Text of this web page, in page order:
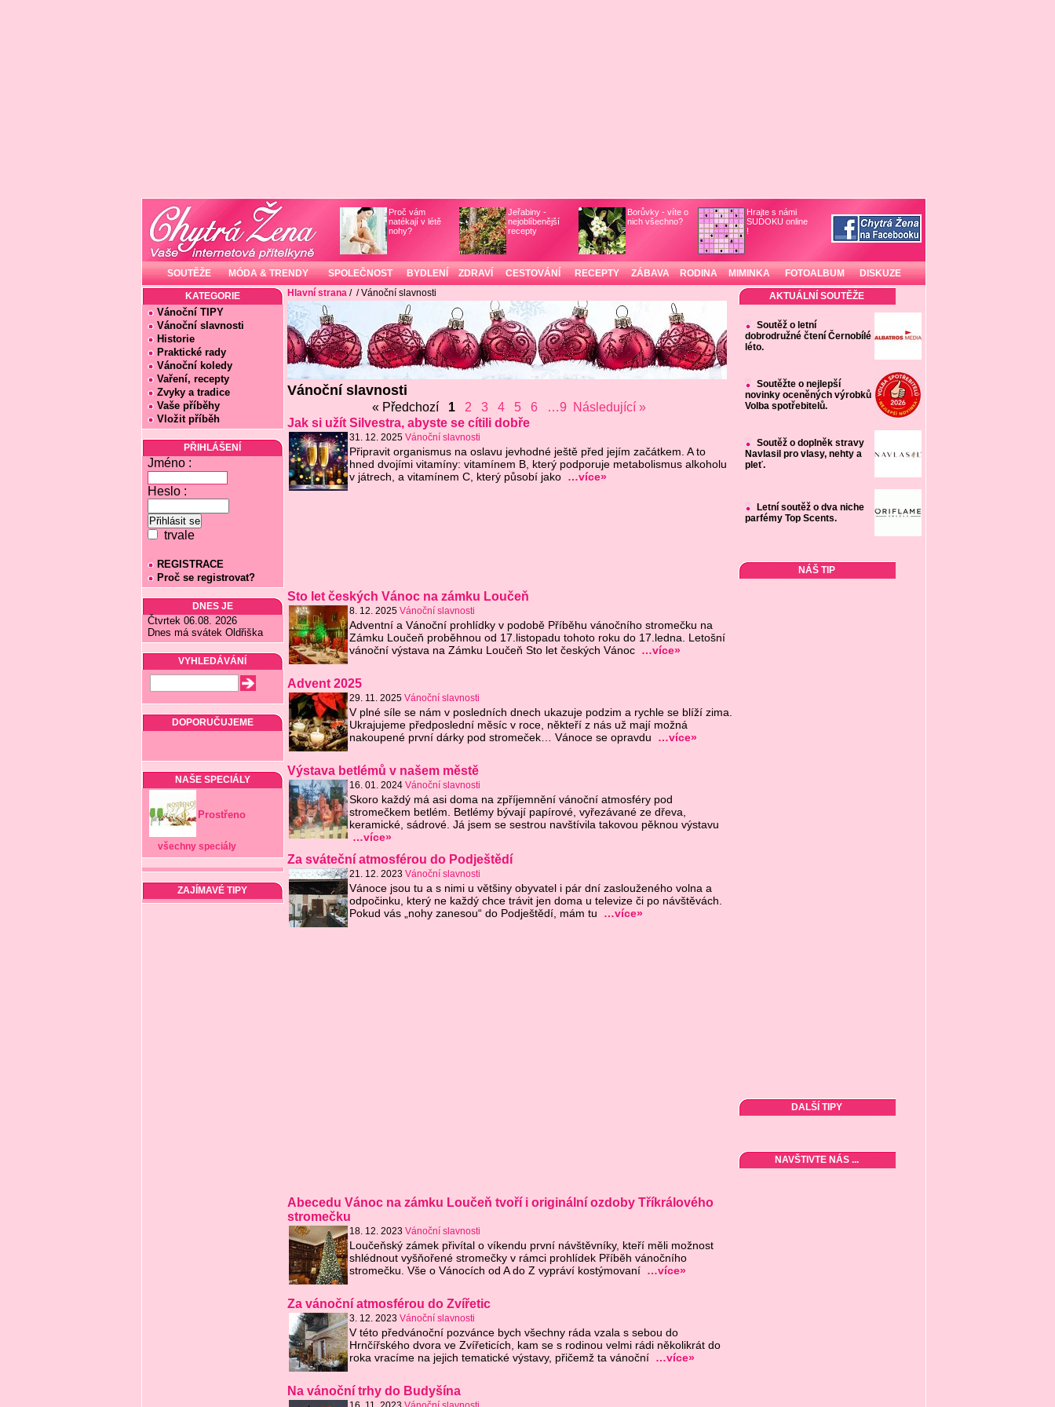
Proč vám
natékají v létě
nohy?
Jeřabiny -
nejoblíbenější
recepty
Borůvky - víte o
nich všechno?
Hrajte s námi
SUDOKU online
!
SOUTĚŽE MÓDA & TRENDY SPOLEČNOST BYDLENÍ ZDRAVÍ CESTOVÁNÍ RECEPTY ZÁBAVA RODINA MIMINKA FOTOALBUM DISKUZE
KATEGORIE
Vánoční TIPY
Vánoční slavnosti
Historie
Praktické rady
Vánoční koledy
Vaření, recepty
Zvyky a tradice
Vaše příběhy
Vložit příběh
PŘIHLÁŠENÍ
Jméno :
Heslo :
trvale
REGISTRACE
Proč se registrovat?
DNES JE
Čtvrtek 06.08. 2026
Dnes má svátek Oldřiška
VYHLEDÁVÁNÍ
DOPORUČUJEME
NAŠE SPECIÁLY
Prostřeno
všechny speciály
ZAJÍMAVÉ TIPY
Hlavní strana/ / Vánoční slavnosti
Vánoční slavnosti
« Předchozí 1 2 3 4 5 6 …9
Následující »
Jak si užít Silvestra, abyste se cítili dobře
31. 12. 2025 Vánoční slavnosti
Připravit organismus na oslavu jevhodné ještě před jejím začátkem. A to
hned dvojími vitamíny: vitamínem B, který podporuje metabolismus alkoholu
v játrech, a vitamínem C, který působí jako …více»
Sto let českých Vánoc na zámku Loučeň
8. 12. 2025 Vánoční slavnosti
Adventní a Vánoční prohlídky v podobě Příběhu vánočního stromečku na
Zámku Loučeň proběhnou od 17.listopadu tohoto roku do 17.ledna. Letošní
vánoční výstava na Zámku Loučeň Sto let českých Vánoc …více»
Advent 2025
29. 11. 2025 Vánoční slavnosti
V plné síle se nám v posledních dnech ukazuje podzim a rychle se blíží zima.
Ukrajujeme předposlední měsíc v roce, někteří z nás už mají možná
nakoupené první dárky pod stromeček… Vánoce se opravdu …více»
Výstava betlémů v našem městě
16. 01. 2024 Vánoční slavnosti
Skoro každý má asi doma na zpříjemnění vánoční atmosféry pod
stromečkem betlém. Betlémy bývají papírové, vyřezávané ze dřeva,
keramické, sádrové. Já jsem se sestrou navštívila takovou pěknou výstavu
…více»
Za sváteční atmosférou do Podještědí
21. 12. 2023 Vánoční slavnosti
Vánoce jsou tu a s nimi u většiny obyvatel i pár dní zaslouženého volna a
odpočinku, který ne každý chce trávit jen doma u televize či po návštěvách.
Pokud vás „nohy zanesou“ do Podještědí, mám tu …více»
Abecedu Vánoc na zámku Loučeň tvoří i originální ozdoby Tříkrálového
stromečku
18. 12. 2023 Vánoční slavnosti
Loučeňský zámek přivítal o víkendu první návštěvníky, kteří měli možnost
shlédnout vyšňořené stromečky v rámci prohlídek Příběh vánočního
stromečku. Vše o Vánocích od A do Z vypráví kostýmovaní …více»
Za vánoční atmosférou do Zvířetic
3. 12. 2023 Vánoční slavnosti
V této předvánoční pozvánce bych všechny ráda vzala s sebou do
Hrnčířského dvora ve Zvířeticích, kam se s rodinou velmi rádi několikrát do
roka vracíme na jejich tematické výstavy, přičemž ta vánoční …více»
Na vánoční trhy do Budyšína
AKTUÁLNÍ SOUTĚŽE
Soutěž o letní
dobrodružné čtení Černobílé
léto.
Soutěžte o nejlepší
novinky oceněných výrobků
Volba spotřebitelů.
Soutěž o doplněk stravy
Navlasil pro vlasy, nehty a
pleť.
Letní soutěž o dva niche
parfémy Top Scents.
NÁŠ TIP
DALŠÍ TIPY
NAVŠTIVTE NÁS ...